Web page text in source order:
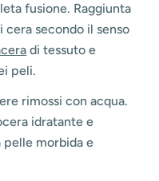
fusione. Raggiunta
secondo il senso
di tessuto e
peli.
rimossi con acqua.
idratante e
morbida e